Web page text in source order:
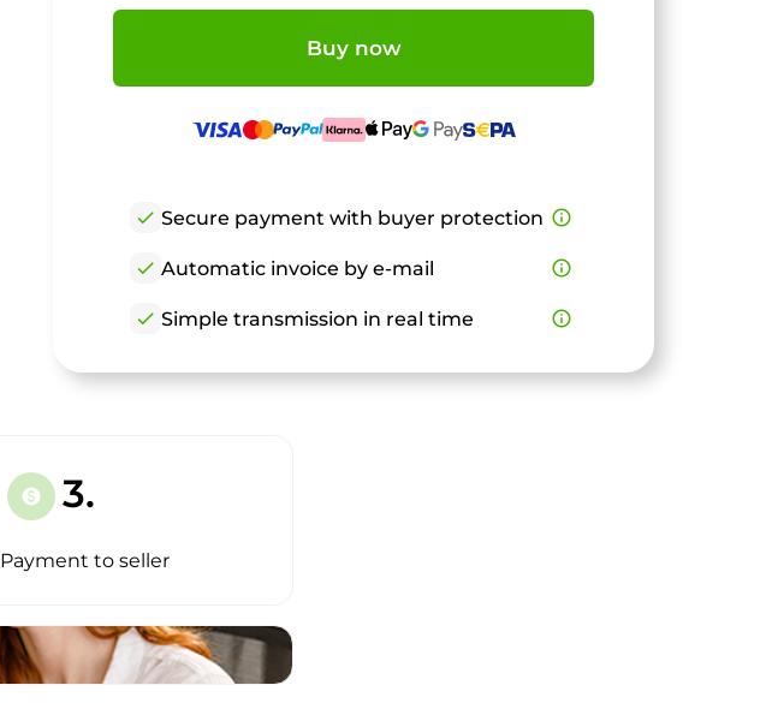
Buy now
check Secure payment with buyer protection info_outline
check Automatic invoice by e-mail info_outline
check Simple transmission in real time info_outline
paid 3.
Payment to seller